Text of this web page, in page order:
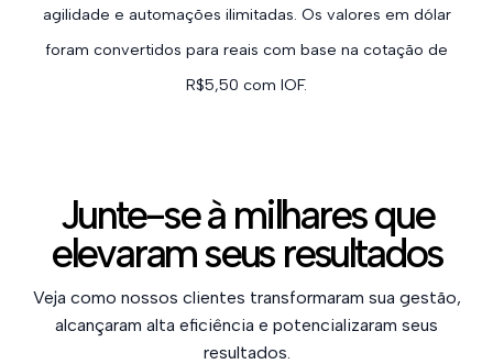
agilidade e automações ilimitadas. Os valores em dólar
foram convertidos para reais com base na cotação de
R$5,50 com IOF.
Junte-se à milhares que
elevaram seus resultados
Veja como nossos clientes transformaram sua gestão,
alcançaram alta eficiência e potencializaram seus
resultados.